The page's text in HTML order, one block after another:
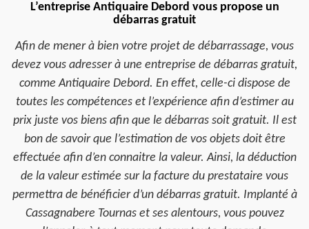
L’entreprise Antiquaire Debord vous propose un
débarras gratuit
Afin de mener à bien votre projet de débarrassage, vous
devez vous adresser à une entreprise de débarras gratuit,
comme Antiquaire Debord. En effet, celle-ci dispose de
toutes les compétences et l’expérience afin d’estimer au
prix juste vos biens afin que le débarras soit gratuit. Il est
bon de savoir que l’estimation de vos objets doit être
effectuée afin d’en connaitre la valeur. Ainsi, la déduction
de la valeur estimée sur la facture du prestataire vous
permettra de bénéficier d’un débarras gratuit. Implanté à
Cassagnabere Tournas et ses alentours, vous pouvez